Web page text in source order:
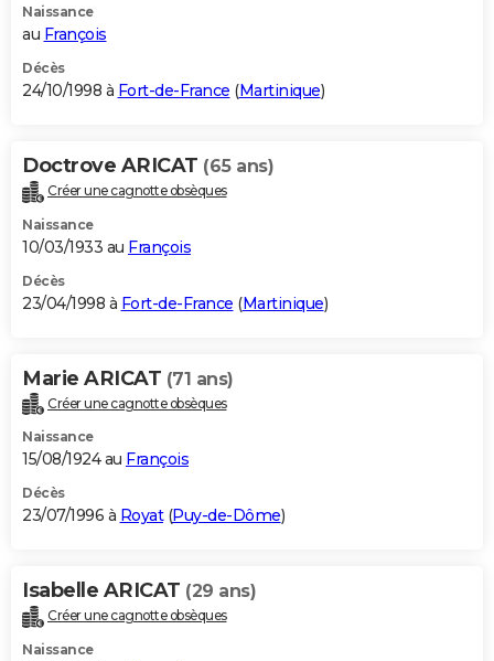
Naissance
au François
Décès
24/10/1998 à Fort-de-France (Martinique)
Doctrove ARICAT (65 ans)
Créer une cagnotte obsèques
Naissance
10/03/1933 au François
Décès
23/04/1998 à Fort-de-France (Martinique)
Marie ARICAT (71 ans)
Créer une cagnotte obsèques
Naissance
15/08/1924 au François
Décès
23/07/1996 à Royat(Puy-de-Dôme)
Isabelle ARICAT (29 ans)
Créer une cagnotte obsèques
Naissance